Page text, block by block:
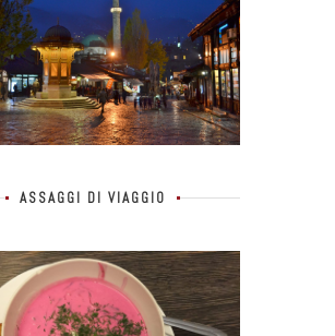
ASSAGGI DI VIAGGIO